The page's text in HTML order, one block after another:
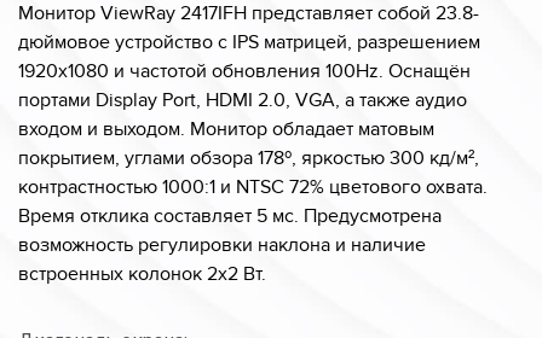
Монитор ViewRay 2417IFH представляет собой 23.8-
дюймовое устройство с IPS матрицей, разрешением
1920x1080 и частотой обновления 100Hz. Оснащён
портами Display Port, HDMI 2.0, VGA, а также аудио
входом и выходом. Монитор обладает матовым
покрытием, углами обзора 178º, яркостью 300 кд/м²,
контрастностью 1000:1 и NTSC 72% цветового охвата.
Время отклика составляет 5 мс. Предусмотрена
возможность регулировки наклона и наличие
встроенных колонок 2x2 Вт.